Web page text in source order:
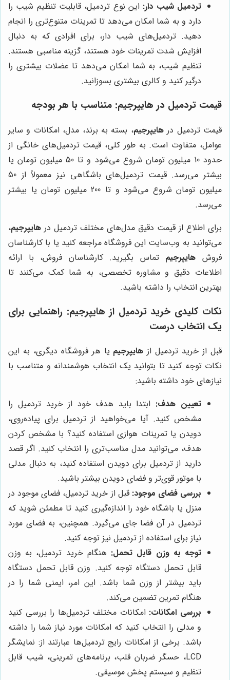
تردمیل شیب دار: این نوع تردمیل، قابلیت تنظیم شیب را
دارد و به شما امکان می‌دهد تا تمرینات متنوع‌تری را انجام
دهید. تردمیل‌های شیب دار، برای افرادی که به دنبال
افزایش شدت تمرینات خود هستند، گزینه مناسبی هستند.
تنظیم شیب، به شما امکان می‌دهد تا عضلات بیشتری را
درگیر کنید و کالری بیشتری بسوزانید.
قیمت تردمیل در هایپرجیم: متناسب با هر بودجه
قیمت تردمیل درهایپرجیم، بسته به برند، مدل، امکانات و سایر
عوامل، متفاوت است. به طور کلی، قیمت تردمیل‌های خانگی از
حدود 10 میلیون تومان شروع می‌شود و تا 50 میلیون تومان یا
بیشتر می‌رسد. قیمت تردمیل‌های باشگاهی نیز معمولاً از 50
میلیون تومان شروع می‌شود و تا 200 میلیون تومان یا بیشتر
می‌رسد.
برای اطلاع از قیمت دقیق مدل‌های مختلف تردمیل در هایپرجیم،
می‌توانید به وب‌سایت این فروشگاه مراجعه کنید یا با کارشناسان
فروش هایپرجیم تماس بگیرید. کارشناسان فروش، با ارائه
اطلاعات دقیق و مشاوره تخصصی، به شما کمک می‌کنند تا
بهترین انتخاب را داشته باشید.
نکات کلیدی خرید تردمیل از هایپرجیم: راهنمایی برای
یک انتخاب درست
قبل از خرید تردمیل از هایپرجیم یا هر فروشگاه دیگری، به این
نکات توجه کنید تا بتوانید یک انتخاب هوشمندانه و متناسب با
نیازهای خود داشته باشید:
تعیین هدف: ابتدا باید هدف خود از خرید تردمیل را
مشخص کنید. آیا می‌خواهید از تردمیل برای پیاده‌روی،
دویدن یا تمرینات هوازی استفاده کنید؟ با مشخص کردن
هدف، می‌توانید مدل مناسب‌تری را انتخاب کنید. اگر قصد
دارید از تردمیل برای دویدن استفاده کنید، به دنبال مدلی
با موتور قوی‌تر و فضای دویدن بیشتر باشید.
بررسی فضای موجود: قبل از خرید تردمیل، فضای موجود در
منزل یا باشگاه خود را اندازه‌گیری کنید تا مطمئن شوید که
تردمیل در آن فضا جای می‌گیرد. همچنین، به فضای مورد
نیاز برای استفاده از تردمیل نیز توجه کنید.
توجه به وزن قابل تحمل: هنگام خرید تردمیل، به وزن
قابل تحمل دستگاه توجه کنید. وزن قابل تحمل دستگاه
باید بیشتر از وزن شما باشد. این امر، ایمنی شما را در
هنگام تمرین تضمین می‌کند.
بررسی امکانات: امکانات مختلف تردمیل‌ها را بررسی کنید
و مدلی را انتخاب کنید که امکانات مورد نیاز شما را داشته
باشد. برخی از امکانات رایج تردمیل‌ها عبارتند از: نمایشگر
LCD، حسگر ضربان قلب، برنامه‌های تمرینی، شیب قابل
تنظیم و سیستم پخش موسیقی.